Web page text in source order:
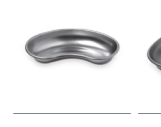
: le
permettono di scegliere la soluzione più
di strumenti e allo spazio disponibile
lavoro.Acciaio inox: bacinelle e vassoi
materiale resistente e idoneo alle